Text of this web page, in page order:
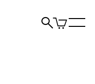
Suche
Artikel
im